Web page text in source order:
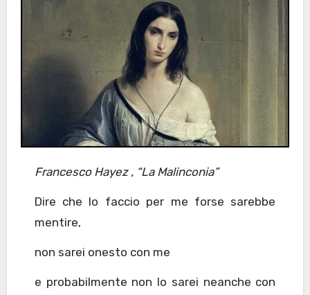
Francesco Hayez , “La Malinconia”
Dire che lo faccio per me forse sarebbe
mentire,
non sarei onesto con me
e probabilmente non lo sarei neanche con